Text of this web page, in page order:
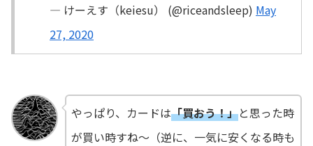
— けーえす（keiesu） (@riceandsleep) May
27, 2020
やっぱり、カードは「買おう！」と思った時
が買い時すね～（逆に、一気に安くなる時も